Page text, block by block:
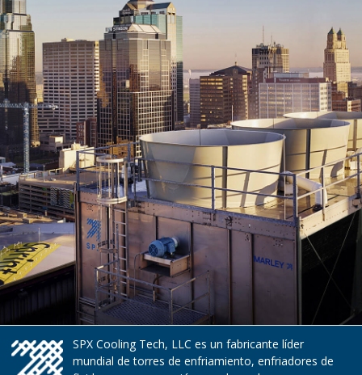
SPX Cooling Tech, LLC es un fabricante líder
mundial de torres de enfriamiento, enfriadores de